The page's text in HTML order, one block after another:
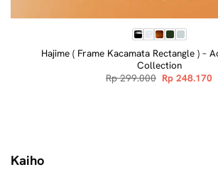
Hajime ( Frame Kacamata Rectangle ) –
Collection
Rp299.000 Original
price
Rp 248.170
Kaiho